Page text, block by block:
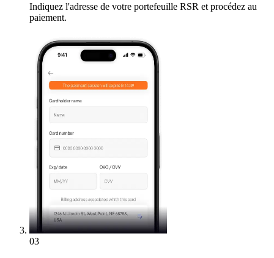
Indiquez l'adresse de votre portefeuille RSR et procédez au
paiement.
03